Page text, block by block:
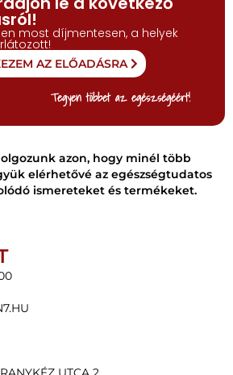
Tegyen többet az egészségéért!
most díjmentesen, a helyek
AZ ELŐADÁSRA
azon, hogy minél több
elérhetővé az egészségtudatos
ismereteket és termékeket.